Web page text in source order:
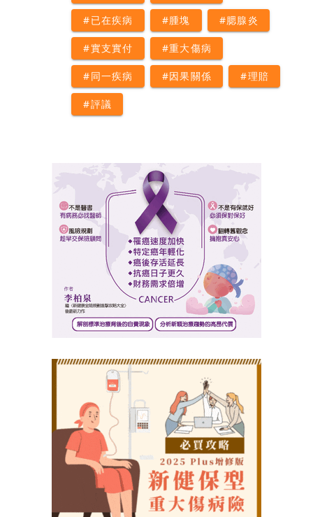
#已在疾病 #腫塊 #腮腺炎
#實支實付 #重大傷病
#同一疾病 #因果關係 #理賠
#評議